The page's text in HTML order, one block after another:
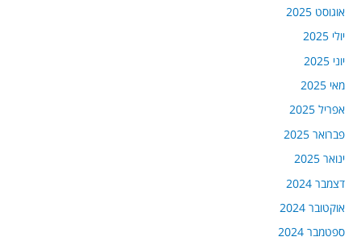
אוגוסט 2025
יולי 2025
יוני 2025
מאי 2025
אפריל 2025
פברואר 2025
ינואר 2025
דצמבר 2024
אוקטובר 2024
ספטמבר 2024